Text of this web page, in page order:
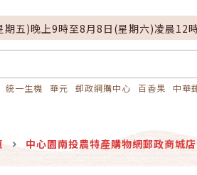
期五)晚上9時至8月8日(星期六)凌晨12
統一生機 華元 郵政網購中心 百香果 中華
中心園南投農特產購物網郵政商城店